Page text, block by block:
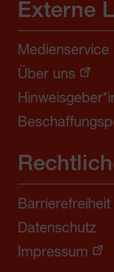
Externe
Medienservice
Über uns
Barrierefreiheit
Datenschutz
Impressum